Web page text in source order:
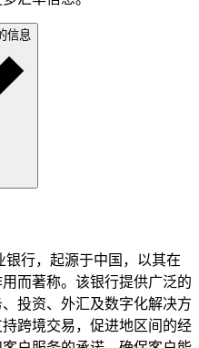
信息
行，起源于中国，以其在
而著称。该银行提供广泛的
投资、外汇及数字化解决方
跨境交易，促进地区间的经